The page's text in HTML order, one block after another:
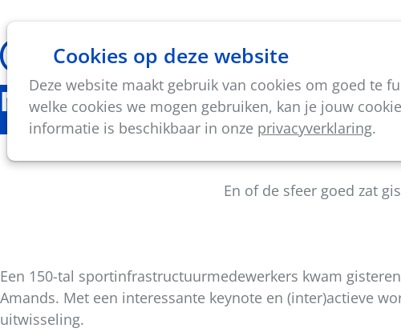
Cookies op deze website
Deze website maakt gebruik van cookies om goed te
welke cookies we mogen gebruiken, kan je jouw
informatie is beschikbaar in onze privacyverklaring.
Thema's Vorming & activiteiten
Nieuws
En of de sfeer goed zat
Een 150-tal sportinfrastructuurmedewerkers kwam
Amands. Met een interessante keynote en (inter)actieve
uitwisseling.
Deel
dit